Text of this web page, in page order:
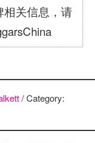
关信息，请
/ Category: